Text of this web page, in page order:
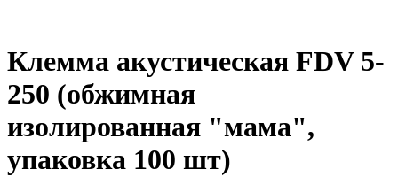
Клемма акустическая FDV 5-
250 (обжимная
изолированная "мама",
упаковка 100 шт)